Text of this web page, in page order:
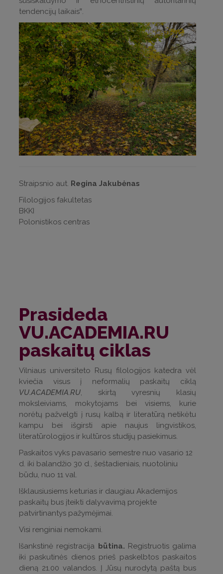
tendencijų laikais‟.
Straipsnio aut. Regina Jakubėnas
Filologijos fakultetas
BKKI
Polonistikos centras
Prasideda
VU.ACADEMIA.RU
paskaitų ciklas
Vilniaus universiteto Rusų filologijos katedra vėl
kviečia visus į neformalių paskaitų ciklą
VU.ACADEMIA.RU, skirtą vyresnių klasių
moksleiviams, mokytojams bei visiems, kurie
norėtų pažvelgti į rusų kalbą ir literatūrą netikėtu
kampu bei išgirsti apie naujus lingvistikos,
literatūrologijos ir kultūros studijų pasiekimus.
Paskaitos vyks pavasario semestre nuo vasario 12
d. iki balandžio 30 d., šeštadieniais, nuotoliniu
būdu, nuo 11 val.
Išklausiusiems keturias ir daugiau Akademijos
paskaitų bus įteikti dalyvavimą projekte
patvirtinantys pažymėjimai.
Visi renginiai nemokami.
Išankstinė registracija
būtina. Registruotis galima
iki paskutinės dienos prieš paskelbtos paskaitos
dieną 21.00 valandos. Į Jūsų nurodytą paštą bus